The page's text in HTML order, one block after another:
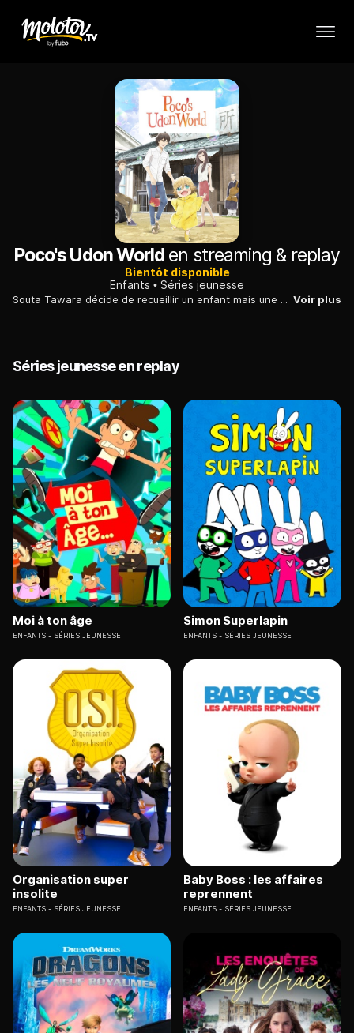
Poco's Udon World en streaming & replay
Bientôt disponible
Enfants
Séries jeunesse
Souta Tawara décide de recueillir un enfant mais une queue et des oreilles poussent sur l'enfant, qui s'avère un tanuki, une créature glouton originaire du royaume des Udon. Voir plus
Séries jeunesse en replay
Moi à ton âge
ENFANTS SÉRIES JEUNESSE
Simon Superlapin
ENFANTS SÉRIES JEUNESSE
Organisation super
insolite
ENFANTS SÉRIES JEUNESSE
Baby Boss : les affaires
reprennent
ENFANTS SÉRIES JEUNESSE